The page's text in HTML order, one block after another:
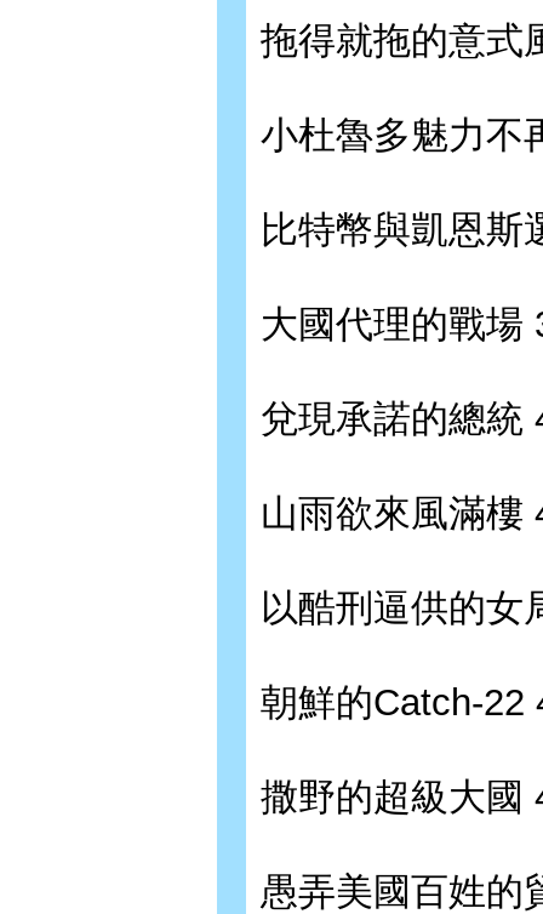
拖得就拖的意式
小杜魯多魅力不
比特幣與凱恩斯
大國代理的戰場
兌現承諾的總統
山雨欲來風滿樓
以酷刑逼供的女
朝鮮的Catch-22
撒野的超級大國
愚弄美國百姓的